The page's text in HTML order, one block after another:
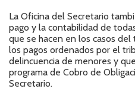
La Oficina del Secretario
pago y la contabilidad de
que se hacen en los casos
los pagos ordenados por el
delincuencia de menores y
programa de Cobro de
Secretario.